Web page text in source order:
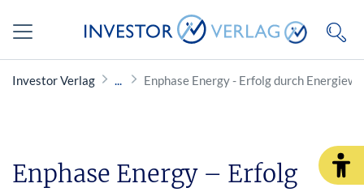
Investor Verlag Enphase Energy - Erfolg durch
Enphase Energy – Erfolg